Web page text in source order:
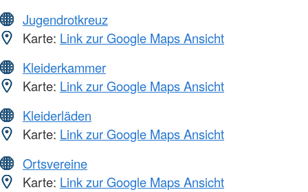
Jugendrotkreuz
Karte: Link zur Google Maps Ansicht
Kleiderkammer
Karte: Link zur Google Maps Ansicht
Kleiderläden
Karte: Link zur Google Maps Ansicht
Ortsvereine
Karte: Link zur Google Maps Ansicht